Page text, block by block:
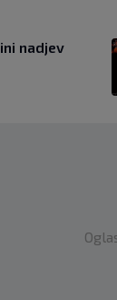
nadjev